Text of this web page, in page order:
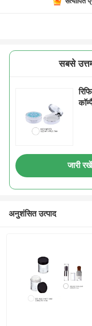
सबसे
जारी रखें
अनुशंसित उत्पाद